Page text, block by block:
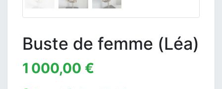
Buste de femme (Léa)
1 000,00 €